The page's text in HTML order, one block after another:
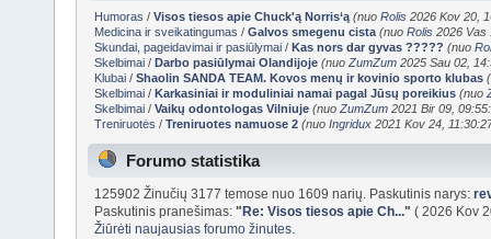
Humoras / Visos tiesos apie Chuck'ą Norris‘ą (nuo Rolis2026 Kov 20,
Medicina ir sveikatingumas / Galvos smegenu cista (nuo Rolis2026 Vas
Skundai, pageidavimai ir pasiūlymai/ Kas nors dar gyvas ????? (nuo
Skelbimai/ Darbo pasiūlymai Olandijoje (nuo ZumZum2025 Sau 02,
Klubai/ Shaolin SANDA TEAM. Kovos menų ir kovinio sporto klubas
Skelbimai/ Karkasiniai ir moduliniai namai pagal Jūsų poreikius (nuo
Skelbimai/ Vaikų odontologas Vilniuje (nuo ZumZum2021 Bir 09,
Treniruotės / Treniruotes namuose 2 (nuo Ingridux2021 Kov 24,
Forumo statistika
125902 Žinučių 3177 temose nuo 1609 narių. Paskutinis narys:
Paskutinis pranešimas:" Re: Visos tiesos apie Ch..." ( 2026 Kov
Žiūrėti naujausias forumo žinutes.